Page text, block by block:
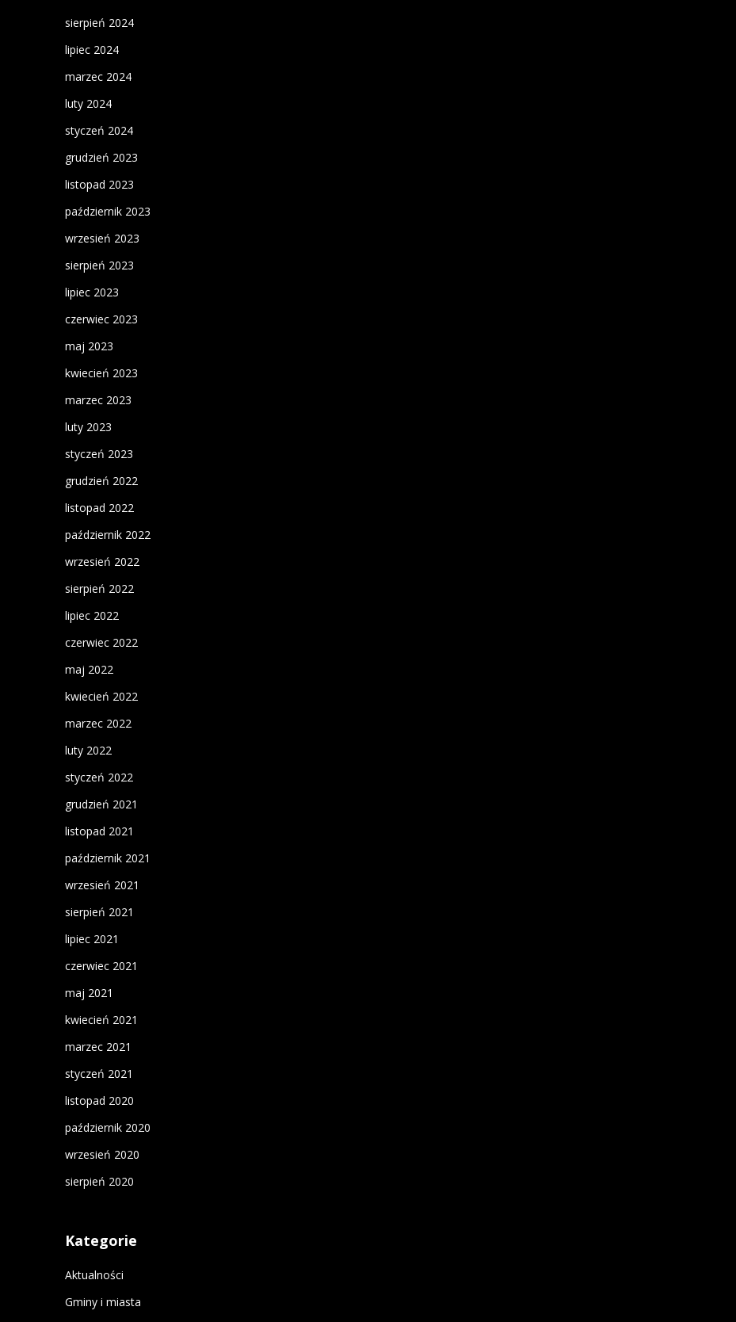
sierpień 2024
lipiec 2024
marzec 2024
luty 2024
styczeń 2024
grudzień 2023
listopad 2023
październik 2023
wrzesień 2023
sierpień 2023
lipiec 2023
czerwiec 2023
maj 2023
kwiecień 2023
marzec 2023
luty 2023
styczeń 2023
grudzień 2022
listopad 2022
październik 2022
wrzesień 2022
sierpień 2022
lipiec 2022
czerwiec 2022
maj 2022
kwiecień 2022
marzec 2022
luty 2022
styczeń 2022
grudzień 2021
listopad 2021
październik 2021
wrzesień 2021
sierpień 2021
lipiec 2021
czerwiec 2021
maj 2021
kwiecień 2021
marzec 2021
styczeń 2021
listopad 2020
październik 2020
wrzesień 2020
sierpień 2020
Kategorie
Aktualności
Gminy i miasta